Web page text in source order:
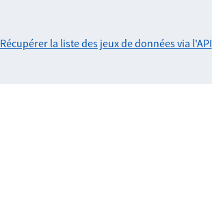
Récupérer la liste des jeux de données via l'API